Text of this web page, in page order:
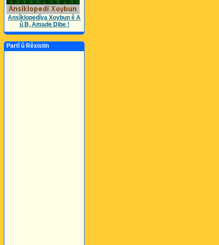
Ansîklopedîya Xoybun ê A
û B, Amade Dibe !
Partî û Rêxistin